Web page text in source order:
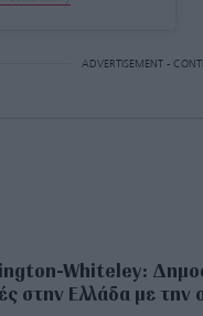
ADVERTISEMENT -
Whiteley:
στην Ελλάδα με την